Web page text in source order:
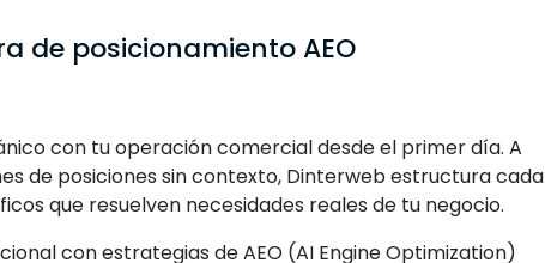
de posicionamiento AEO
con tu operación comercial desde el primer día. A
de posiciones sin contexto, Dinterweb estructura cada
que resuelven necesidades reales de tu negocio.
con estrategias de AEO (AI Engine Optimization)